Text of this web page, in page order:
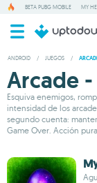
BETA PUBG MOBILE MY
ANDROID / JUEGOS /
Arcade -
Esquiva enemigos,
intensidad de los
segundo cuenta:
Game Over. Acción